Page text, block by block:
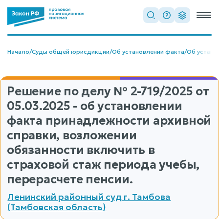
Начало/Суды общей юрисдикции/Об установлении факта/Об
Решение по делу № 2-719/2025 от
05.03.2025 - об установлении
факта принадлежности архивной
справки, возложении
обязанности включить в
страховой стаж периода учебы,
перерасчете пенсии.
Ленинский районный суд г. Тамбова
(Тамбовская область)